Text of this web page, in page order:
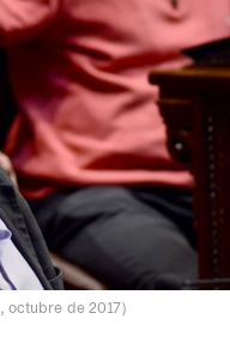
octubre de 2017)